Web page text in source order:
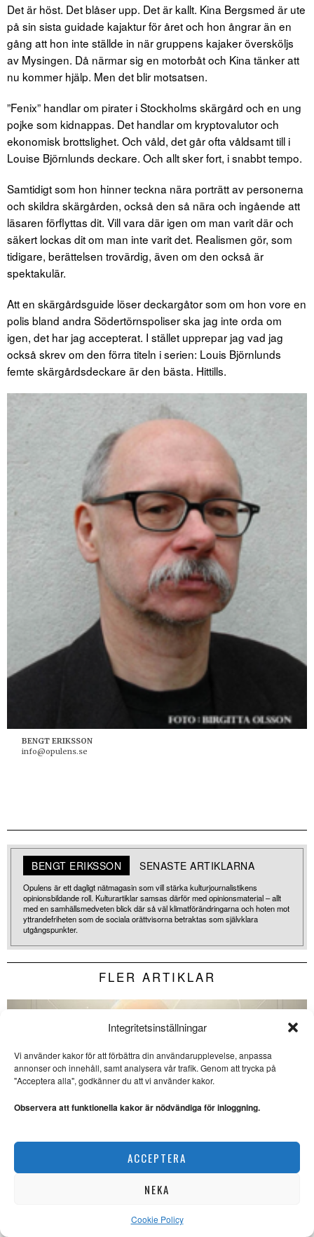
Integritetsinställningar
Vi använder kakor för att förbättra din användarupplevelse, anpassa
annonser och innehåll, samt analysera vår trafik. Genom att trycka på
"Acceptera alla", godkänner du att vi använder kakor.
Observera att funktionella kakor är nödvändiga för inloggning.
ACCEPTERA
NEKA
Cookie Policy
Det är höst. Det blåser upp. Det är kallt. Kina Bergsmed är ute
på sin sista guidade kajaktur för året och hon ångrar än en
gång att hon inte ställde in när gruppens kajaker översköljs
av Mysingen. Då närmar sig en motorbåt och Kina tänker att
nu kommer hjälp. Men det blir motsatsen.
”Fenix” handlar om pirater i Stockholms skärgård och en ung
pojke som kidnappas. Det handlar om kryptovalutor och
ekonomisk brottslighet. Och våld, det går ofta våldsamt till i
Louise Björnlunds deckare. Och allt sker fort, i snabbt tempo.
Samtidigt som hon hinner teckna nära porträtt av personerna
och skildra skärgården, också den så nära och ingående att
läsaren förflyttas dit. Vill vara där igen om man varit där och
säkert lockas dit om man inte varit det. Realismen gör, som
tidigare, berättelsen trovärdig, även om den också är
spektakulär.
Att en skärgårdsguide löser deckargåtor som om hon vore en
polis bland andra Södertörnspoliser ska jag inte orda om
igen, det har jag accepterat. I stället upprepar jag vad jag
också skrev om den förra titeln i serien: Louis Björnlunds
femte skärgårdsdeckare är den bästa. Hittills.
BENGT ERIKSSON
info@opulens.se
BENGT ERIKSSON SENASTE ARTIKLARNA
Opulens är ett dagligt nätmagasin som vill stärka kulturjournalistikens
opinionsbildande roll. Kulturartiklar samsas därför med opinionsmaterial – allt
med en samhällsmedveten blick där så väl klimatförändringarna och hoten mot
yttrandefriheten som de sociala orättvisorna betraktas som självklara
utgångspunkter.
FLER ARTIKLAR